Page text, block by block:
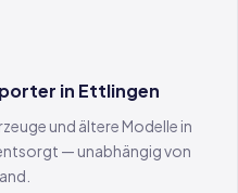
in Ettlingen
und ältere Modelle in
— unabhängig von